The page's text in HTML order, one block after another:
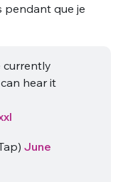
pendant que je
currently
hear it
June